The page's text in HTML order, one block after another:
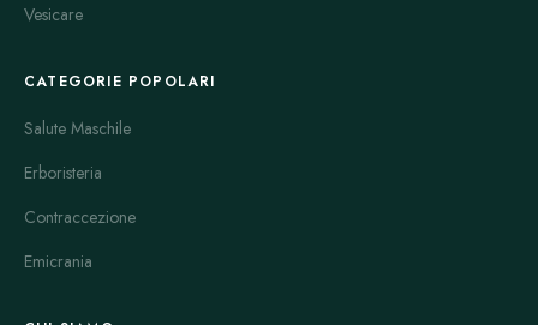
Vesicare
CATEGORIE POPOLARI
Salute Maschile
Erboristeria
Contraccezione
Emicrania